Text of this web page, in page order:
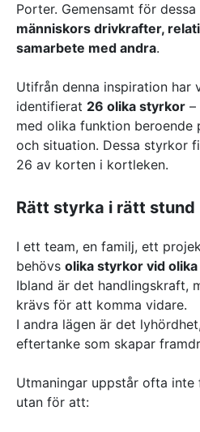
Porter. Gemensamt för
människors drivkrafter,
samarbete med andra.
Utifrån denna inspiration har
identifierat 26 olika styrkor –
med olika funktion beroende
och situation. Dessa styrkor
26 av korten i kortleken.
Rätt styrka i rätt stund
I ett team, en familj, ett
behövs olika styrkor vid
Ibland är det handlingskraft,
krävs för att komma vidare.
I andra lägen är det
eftertanke som skapar
Utmaningar uppstår ofta
utan för att: